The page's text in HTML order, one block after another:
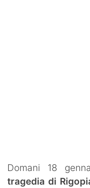
Domani 18
tragedia di